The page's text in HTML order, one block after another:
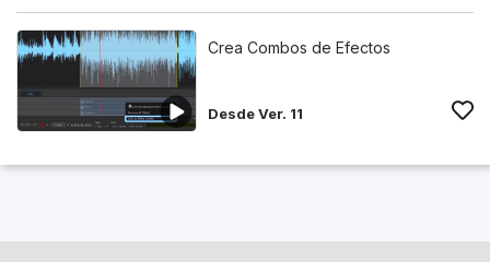
Crea Combos de Efectos
Desde Ver. 11